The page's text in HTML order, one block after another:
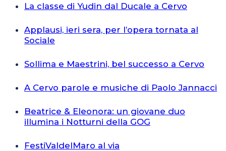
La classe di Yudin dal Ducale a Cervo
Applausi, ieri sera, per l’opera tornata al
Sociale
Sollima e Maestrini, bel successo a Cervo
A Cervo parole e musiche di Paolo Jannacci
Beatrice & Eleonora: un giovane duo
illumina i Notturni della GOG
FestiValdelMaro al via